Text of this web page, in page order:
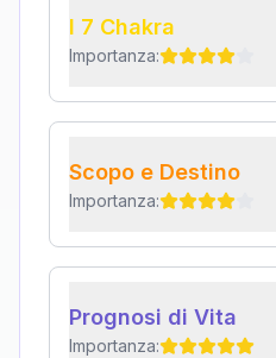
I 7 Chakra
Importanza:
Scopo e Destino
Importanza:
Prognosi di Vita
Importanza: